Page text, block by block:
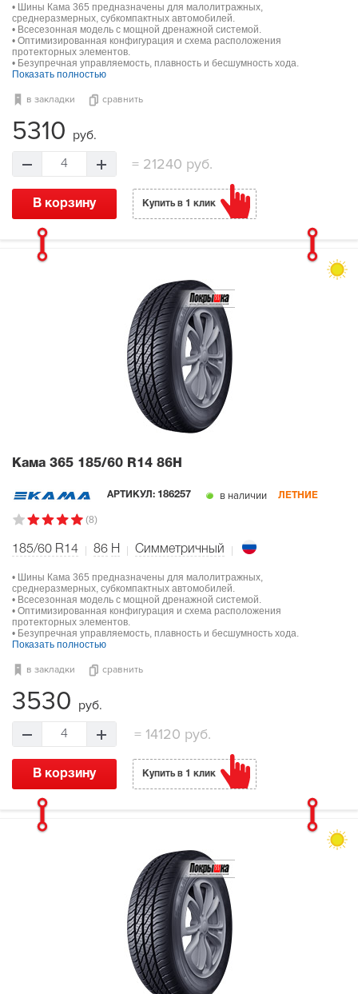
• Шины Кама 365 предназначены для малолитражных,
среднеразмерных, субкомпактных автомобилей.
• Всесезонная модель с мощной дренажной системой.
• Оптимизированная конфигурация и схема расположения
протекторных элементов.
• Безупречная управляемость, плавность и бесшумность хода.
Показать полностью
в закладки сравнить
5310 руб.
4 = 21240 руб.
В корзину Купить в 1 клик
Кама 365 185/60 R14 86H
АРТИКУЛ: 186257 в наличии ЛЕТНИЕ
(8)
185/60 R14 86 H Симметричный
• Шины Кама 365 предназначены для малолитражных,
среднеразмерных, субкомпактных автомобилей.
• Всесезонная модель с мощной дренажной системой.
• Оптимизированная конфигурация и схема расположения
протекторных элементов.
• Безупречная управляемость, плавность и бесшумность хода.
Показать полностью
в закладки сравнить
3530 руб.
4 =14120 руб.
В корзину Купить в 1 клик